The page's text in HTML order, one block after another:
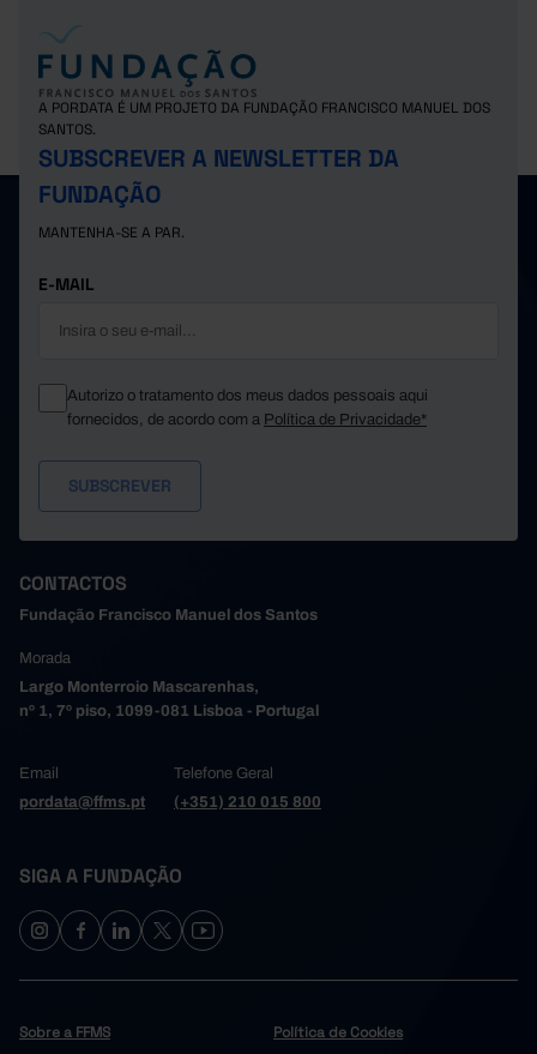
A PORDATA É UM PROJETO DA FUNDAÇÃO FRANCISCO MANUEL DOS
SANTOS.
SUBSCREVER A NEWSLETTER DA
FUNDAÇÃO
MANTENHA-SE A PAR.
E-MAIL
Autorizo o tratamento dos meus dados pessoais aqui
fornecidos, de acordo com a Política de Privacidade*
CONTACTOS
Fundação Francisco Manuel dos Santos
Morada
Largo Monterroio Mascarenhas,
nº 1, 7º piso, 1099-081 Lisboa - Portugal
Email
pordata@ffms.pt
Telefone Geral
(+351) 210 015 800
SIGA A FUNDAÇÃO
Sobre a FFMS Política de Cookies